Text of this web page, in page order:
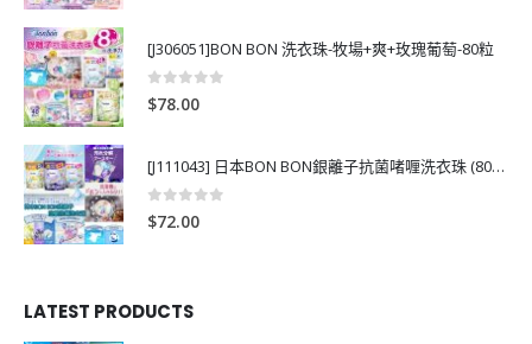
[J306051]BON BON 洗衣珠-牧場+爽+玫瑰葡萄-80粒
0out of 5
$78.00
[J111043] 日本BON BON銀離子抗菌啫喱洗衣珠 (80粒)
0out of 5
$72.00
LATEST PRODUCTS